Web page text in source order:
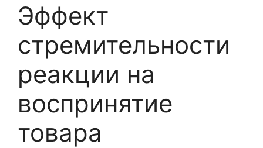
Эффект
стремительности
реакции на
воспринятие
товара